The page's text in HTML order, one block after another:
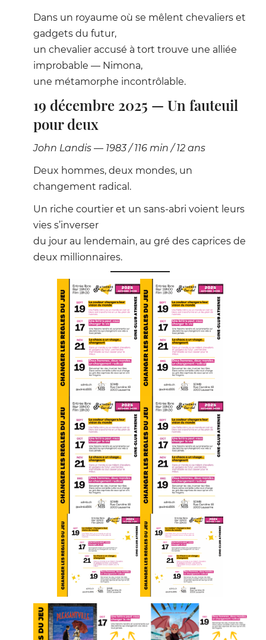
Dans un royaume où se mêlent chevaliers et
gadgets du futur,
un chevalier accusé à tort trouve une alliée
improbable — Nimona,
une métamorphe incontrôlable.
19 décembre 2025 — Un fauteuil
pour deux
John Landis — 1983 / 116 min / 12 ans
Deux hommes, deux mondes, un
changement radical.
Un riche courtier et un sans-abri voient leurs
vies s’inverser
du jour au lendemain, au gré des caprices de
deux millionnaires.